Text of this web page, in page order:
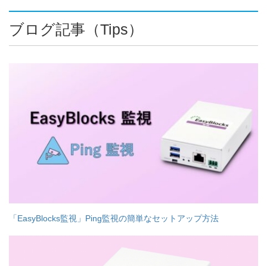
ブログ記事（Tips）
「EasyBlocks監視」Ping監視の簡単なセットアップ方法